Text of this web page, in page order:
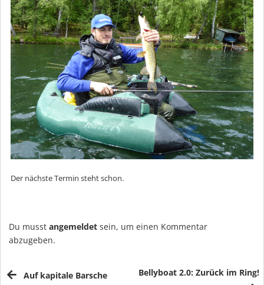
Der nächste Termin steht schon.
Du musst angemeldet sein, um einen Kommentar
abzugeben.
Auf kapitale Barsche Bellyboat 2.0: Zurück im Ring!